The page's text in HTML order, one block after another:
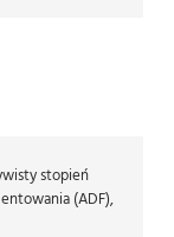
stopień
(ADF),